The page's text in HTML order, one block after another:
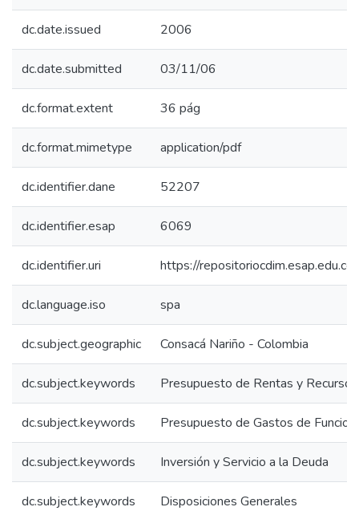
dc.date.issued 2006
dc.date.submitted 03/11/06
dc.format.extent 36 pág
dc.format.mimetype application/pdf
dc.identifier.dane 52207
dc.identifier.esap 6069
dc.identifier.uri https://
dc.language.iso spa
dc.subject.geographic Consacá Nariño - Colombia
dc.subject.keywords Presupuesto de Rentas y
dc.subject.keywords Presupuesto de Gastos de
dc.subject.keywords Inversión y Servicio a la Deuda
dc.subject.keywords Disposiciones Generales